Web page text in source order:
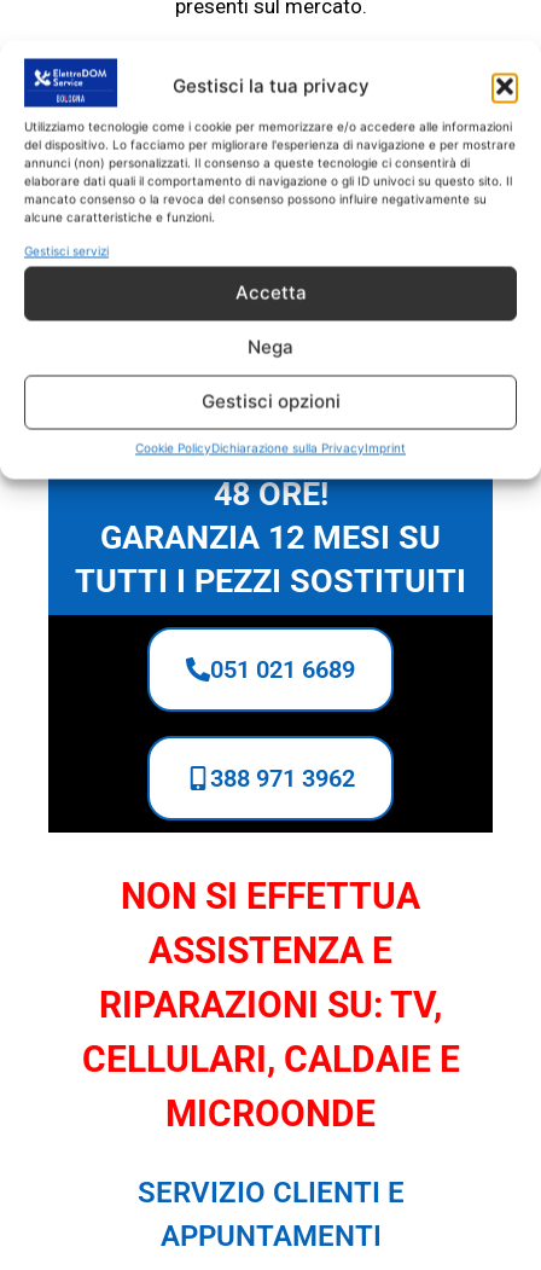
Gestisci la tua privacy
Utilizziamo tecnologie come i cookie per memorizzare e/o accedere alle informazioni
del dispositivo. Lo facciamo per migliorare l'esperienza di navigazione e per mostrare
annunci (non) personalizzati. Il consenso a queste tecnologie ci consentirà di
elaborare dati quali il comportamento di navigazione o gli ID univoci su questo sito. Il
mancato consenso o la revoca del consenso possono influire negativamente su
alcune caratteristiche e funzioni.
Gestisci servizi
Accetta
Nega
Gestisci opzioni
Cookie PolicyDichiarazione sulla PrivacyImprint
presenti sul mercato.
ASSISTENZA ELETTRODOMESTICI
SOLO RICAMBI CON GARANZIA DI 1
ANNO
Eseguiamo il servizio di Assistenza
elettrodomestici fuori garanzia.Tutti gli
interventi sono effettuati con ricambi coperti
INTERVENTO IN MENO DI
48 ORE!
GARANZIA 12 MESI SU
TUTTI I PEZZI SOSTITUITI
051 021 6689
388 971 3962
NON SI EFFETTUA
ASSISTENZA E
RIPARAZIONI SU: TV,
CELLULARI, CALDAIE E
MICROONDE
SERVIZIO CLIENTI E
APPUNTAMENTI